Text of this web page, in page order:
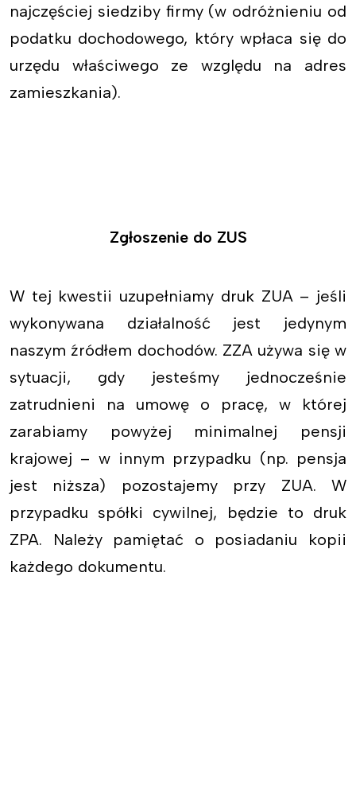
najczęściej siedziby firmy (w odróżnieniu od
podatku dochodowego, który wpłaca się do
urzędu właściwego ze względu na adres
zamieszkania).
Zgłoszenie do ZUS
W tej kwestii uzupełniamy druk ZUA – jeśli
wykonywana działalność jest jedynym
naszym źródłem dochodów. ZZA używa się w
sytuacji, gdy jesteśmy jednocześnie
zatrudnieni na umowę o pracę, w której
zarabiamy powyżej minimalnej pensji
krajowej – w innym przypadku (np. pensja
jest niższa) pozostajemy przy ZUA. W
przypadku spółki cywilnej, będzie to druk
ZPA. Należy pamiętać o posiadaniu kopii
każdego dokumentu.